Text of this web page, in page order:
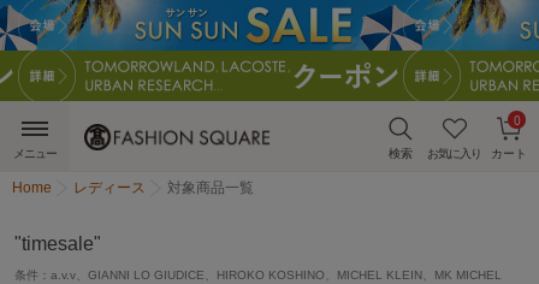
検索 お気に入り カート
0
メニュー
Home レディース 対象商品一覧
"timesale"
条件： a.v.v、GIANNI LO GIUDICE、HIROKO KOSHINO、MICHEL KLEIN、MK MICHEL